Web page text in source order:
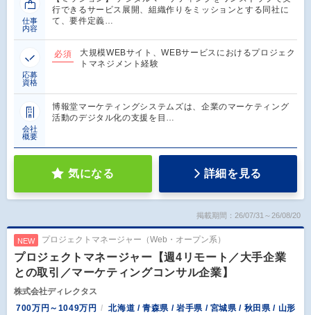
仕事
内容
行できるサービス展開、組織作りをミッションとする同社に
て、要件定義…
応募
資格
必須
大規模WEBサイト、WEBサービスにおけるプロジェク
トマネジメント経験
会社
概要
博報堂マーケティングシステムズは、企業のマーケティング
活動のデジタル化の支援を目…
気になる 詳細を見る
掲載期間：26/07/31～26/08/20
NEW プロジェクトマネージャー（Web・オープン系）
プロジェクトマネージャー【週4リモート／大手企業
との取引／マーケティングコンサル企業】
株式会社ディレクタス
700万円～1049万円
北海道 / 青森県 / 岩手県 / 宮城県 / 秋田県 / 山形